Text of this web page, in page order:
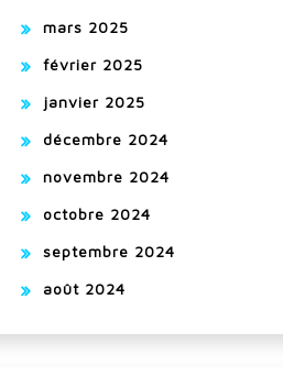
mars 2025
février 2025
janvier 2025
décembre 2024
novembre 2024
octobre 2024
septembre 2024
août 2024